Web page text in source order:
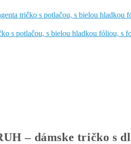
– dámske tričko s